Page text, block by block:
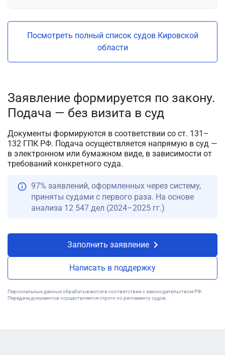
Посмотреть полный список судов Кировской
области
Заявление формируется по закону.
Подача — без визита в суд
Документы формируются в соответствии со ст. 131–
132 ГПК РФ. Подача осуществляется напрямую в суд —
в электронном или бумажном виде, в зависимости от
требований конкретного суда.
97% заявлений, оформленных через систему,
приняты судами с первого раза. На основе
анализа 12 547 дел (2024–2025 гг.)
Заполнить заявление
Написать в поддержку
Персональные данные обрабатываются в соответствии с законодательством РФ.
Передача документов осуществляется строго по регламенту судов.